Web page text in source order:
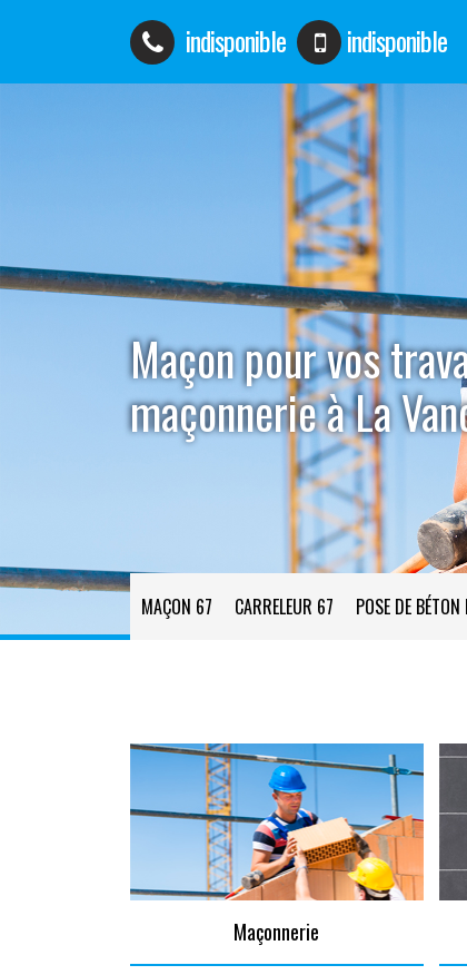
indisponible indisponible
Maçon pour vos
maçonnerie à La
MAÇON 67 CARRELEUR 67 POSE DE
Maçonnerie